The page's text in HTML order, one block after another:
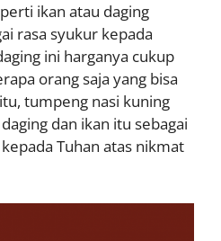
ikan atau daging
rasa syukur kepada
ini harganya cukup
orang saja yang bisa
tumpeng nasi kuning
dan ikan itu sebagai
Tuhan atas nikmat